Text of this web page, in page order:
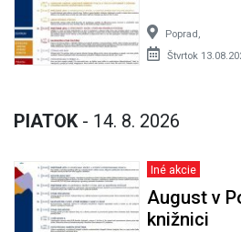
Poprad,
Štvrtok
PIATOK- 14. 8. 2026
Iné akcie
August v
knižnici